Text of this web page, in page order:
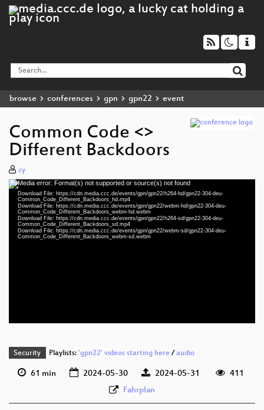
browse conferences gpn gpn22 event
Common Code <>
Different Backdoors
cy
Video
Player
Media error: Format(s) not supported or source(s) not found
Download File: https://cdn.media.ccc.de/events/gpn/gpn22/h264-hd/gpn22-304-deu-
Common_Code_Different_Backdoors_hd.mp4
Download File: https://cdn.media.ccc.de/events/gpn/gpn22/webm-hd/gpn22-304-deu-
Common_Code_Different_Backdoors_webm-hd.webm
Download File: https://cdn.media.ccc.de/events/gpn/gpn22/h264-sd/gpn22-304-deu-
Common_Code_Different_Backdoors_sd.mp4
Download File: https://cdn.media.ccc.de/events/gpn/gpn22/webm-sd/gpn22-304-deu-
Common_Code_Different_Backdoors_webm-sd.webm
Security Playlists: 'gpn22' videos starting here/ audio
61 min 2024-05-30 2024-05-31
411
Fahrplan